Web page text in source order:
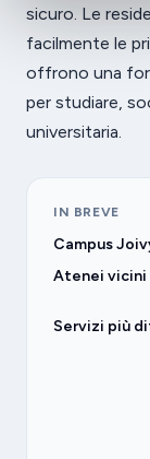
sicuro. Le
facilmente le
offrono una
per studiare,
universitaria.
IN BREVE
Campus
Atenei vicini
Servizi più